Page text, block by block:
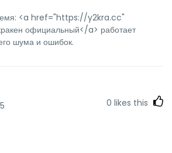
<a href="https://y2kra.cc"
официальный</a> работает
шума и ошибок.
0 likes this